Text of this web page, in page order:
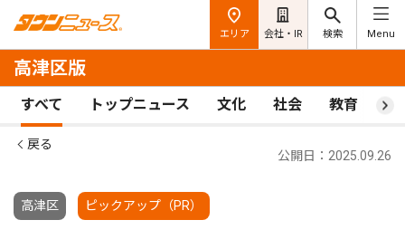
エリア 会社・IR 検索 Menu
高津区版
すべて トップニュース 文化 社会 教育 ス
戻る
高津区 ピックアップ（PR）
公開日：2025.09.26